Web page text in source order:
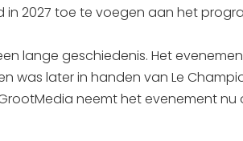
in 2027 toe te voegen aan het
lange geschiedenis. Het
was later in handen van Le
neemt het evenement nu